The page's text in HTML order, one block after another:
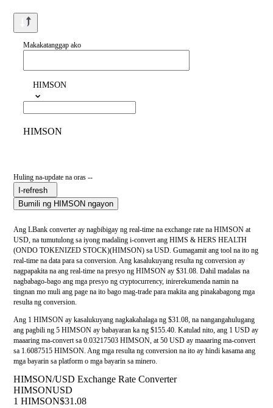
Makakatanggap ako
HIMSON
HIMSON
Huling na-update na oras --
I-refresh
Bumili ng HIMSON ngayon
Ang LBank converter ay nagbibigay ng real-time na exchange rate na HIMSON at
USD, na tumutulong sa iyong madaling i-convert ang HIMS & HERS HEALTH
(ONDO TOKENIZED STOCK)(HIMSON) sa USD. Gumagamit ang tool na ito ng
real-time na data para sa conversion. Ang kasalukuyang resulta ng conversion ay
nagpapakita na ang real-time na presyo ng HIMSON ay $31.08. Dahil madalas na
nagbabago-bago ang mga presyo ng cryptocurrency, inirerekumenda namin na
tingnan mo muli ang page na ito bago mag-trade para makita ang pinakabagong mga
resulta ng conversion.
Ang 1 HIMSON ay kasalukuyang nagkakahalaga ng $31.08, na nangangahulugang
ang pagbili ng 5 HIMSON ay babayaran ka ng $155.40. Katulad nito, ang 1 USD ay
maaaring ma-convert sa 0.03217503 HIMSON, at 50 USD ay maaaring ma-convert
sa 1.6087515 HIMSON. Ang mga resulta ng conversion na ito ay hindi kasama ang
mga bayarin sa platform o mga bayarin sa minero.
HIMSON/USD Exchange Rate Converter
HIMSONUSD
1 HIMSON$31.08